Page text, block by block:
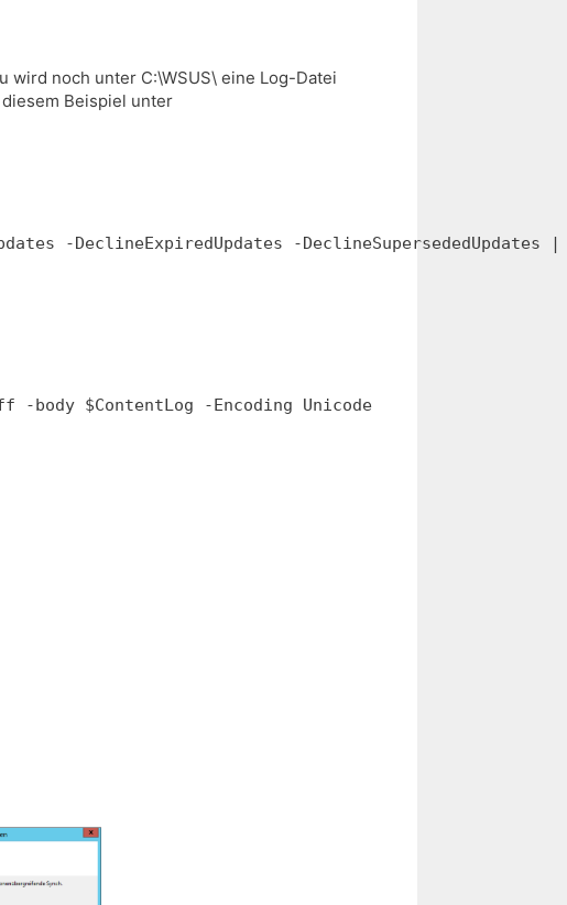
wird noch unter C:\WSUS\ eine Log-Datei
Beispiel unter
-DeclineExpiredUpdates -
-body $ContentLog -Encoding Unicode